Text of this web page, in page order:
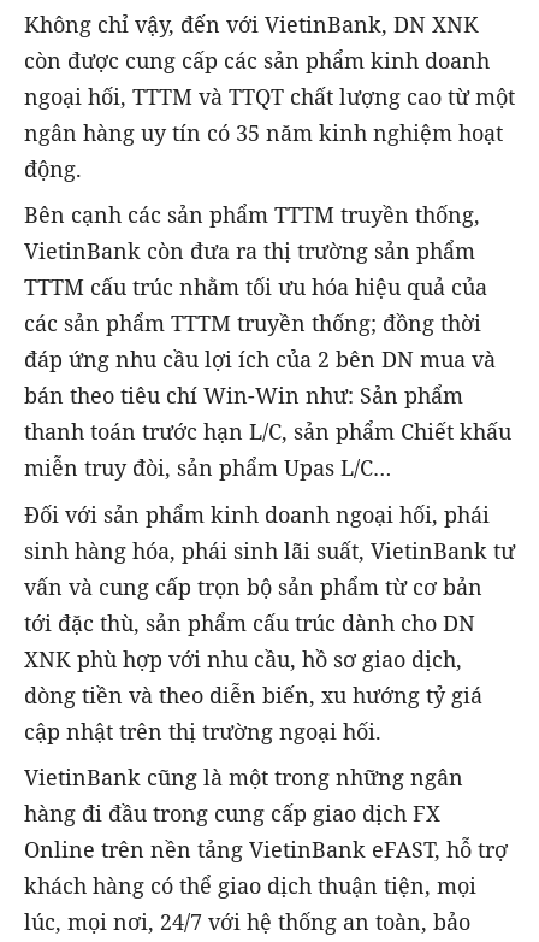
Không chỉ vậy, đến với VietinBank, DN XNK
còn được cung cấp các sản phẩm kinh doanh
ngoại hối, TTTM và TTQT chất lượng cao từ một
ngân hàng uy tín có 35 năm kinh nghiệm hoạt
động.
Bên cạnh các sản phẩm TTTM truyền thống,
VietinBank còn đưa ra thị trường sản phẩm
TTTM cấu trúc nhằm tối ưu hóa hiệu quả của
các sản phẩm TTTM truyền thống; đồng thời
đáp ứng nhu cầu lợi ích của 2 bên DN mua và
bán theo tiêu chí Win-Win như: Sản phẩm
thanh toán trước hạn L/C, sản phẩm Chiết khấu
miễn truy đòi, sản phẩm Upas L/C…
Đối với sản phẩm kinh doanh ngoại hối, phái
sinh hàng hóa, phái sinh lãi suất, VietinBank tư
vấn và cung cấp trọn bộ sản phẩm từ cơ bản
tới đặc thù, sản phẩm cấu trúc dành cho DN
XNK phù hợp với nhu cầu, hồ sơ giao dịch,
dòng tiền và theo diễn biến, xu hướng tỷ giá
cập nhật trên thị trường ngoại hối.
VietinBank cũng là một trong những ngân
hàng đi đầu trong cung cấp giao dịch FX
Online trên nền tảng VietinBank eFAST, hỗ trợ
khách hàng có thể giao dịch thuận tiện, mọi
lúc, mọi nơi, 24/7 với hệ thống an toàn, bảo